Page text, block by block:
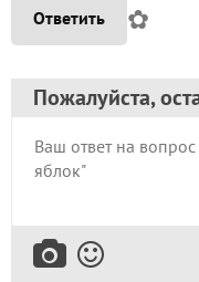
Ответить ✿
Пожалуйста,